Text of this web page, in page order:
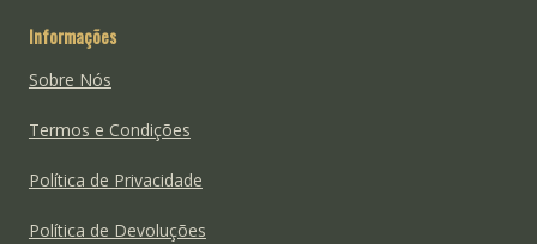
Informações
Sobre Nós
Termos e Condições
Política de Privacidade
Política de Devoluções